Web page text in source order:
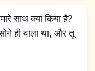
साथ क्या किया है?
ही वाला था, और तू